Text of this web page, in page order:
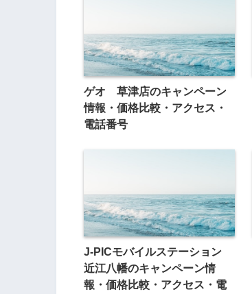
ゲオ 草津店のキャンペーン
情報・価格比較・アクセス・
電話番号
J-PICモバイルステーション
近江八幡のキャンペーン情
報・価格比較・アクセス・電